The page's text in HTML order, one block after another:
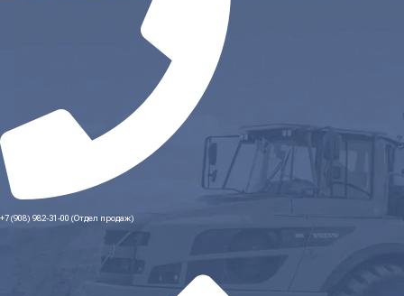
+7 (908) 982-31-00 (Отдел продаж)